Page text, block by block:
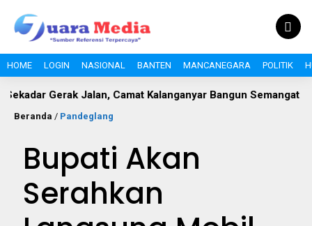
HOME LOGIN NASIONAL BANTEN MANCANEGARA POLITIK
Gerak Jalan, Camat Kalanganyar Bangun Semangat
Beranda / Pandeglang
Bupati Akan
Serahkan